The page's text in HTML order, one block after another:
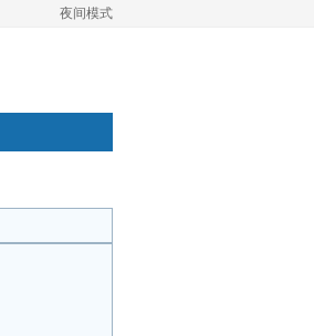
夜间模式